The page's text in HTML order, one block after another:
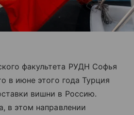
факультета РУДН Софья
в июне этого года Турция
вишни в Россию.
в этом направлении